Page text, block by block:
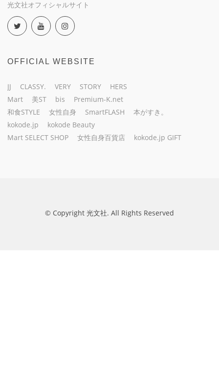
光文社オフィシャルサイト
OFFICIAL WEBSITE
JJ CLASSY. VERY STORY
HERS
Mart
美ST bis
Premium-K.net
和食STYLE
女性自身 SmartFLASH
本がすき。
kokode.jp
kokode Beauty
Mart SELECT SHOP
女性自身百貨店 kokode.jp GIFT
© Copyright 光文社. All Rights Reserved